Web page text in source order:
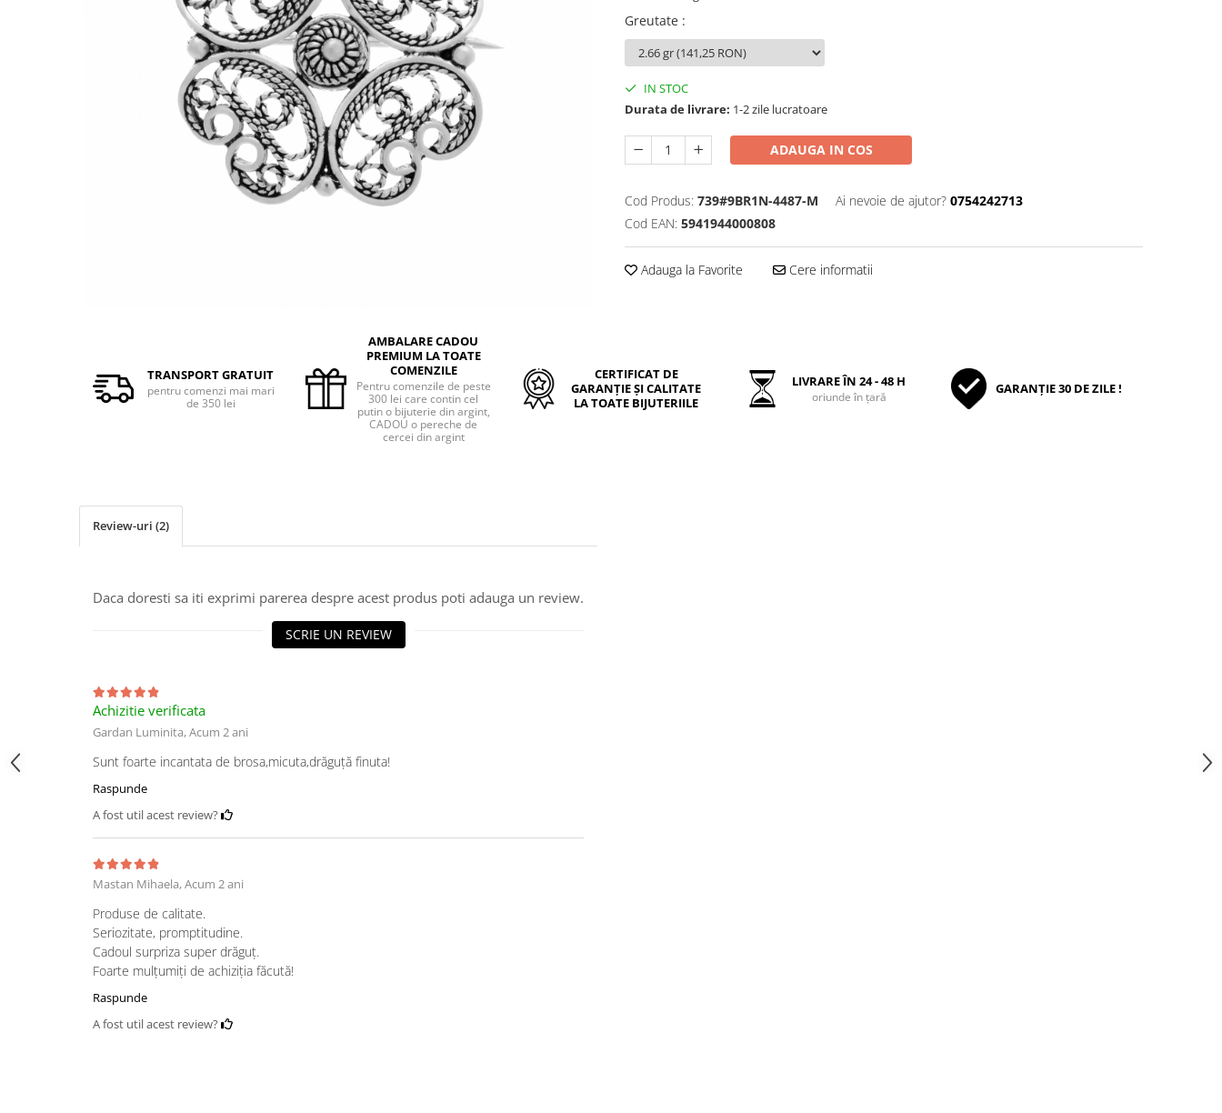
Greutate :
IN STOC
Durata de livrare: 1-2 zile lucratoare
ADAUGA IN COS
Cod Produs: 739#9BR1N-4487-M Ai nevoie de ajutor? 0754242713
Cod EAN: 5941944000808
Adauga la Favorite Cere informatii
TRANSPORT GRATUIT
pentru comenzi mai mari
de 350 lei
AMBALARE CADOU
PREMIUM LA TOATE
COMENZILE
Pentru comenzile de peste
300 lei care contin cel
putin o bijuterie din argint,
CADOU o pereche de
cercei din argint
CERTIFICAT DE
GARANȚIE ȘI CALITATE
LA TOATE BIJUTERIILE
LIVRARE ÎN 24 - 48 H
oriunde în țară GARANȚIE 30 DE ZILE !
Review-uri (2)
Daca doresti sa iti exprimi parerea despre acest produs poti adauga un review.
SCRIE UN REVIEW
Achizitie verificata
Gardan Luminita,Acum 2 ani
Sunt foarte incantata de brosa,micuta,drăguță finuta!
Raspunde
A fost util acest review?
Mastan Mihaela,Acum 2 ani
Produse de calitate.
Seriozitate, promptitudine.
Cadoul surpriza super drăguț.
Foarte mulțumiți de achiziția făcută!
Raspunde
A fost util acest review?